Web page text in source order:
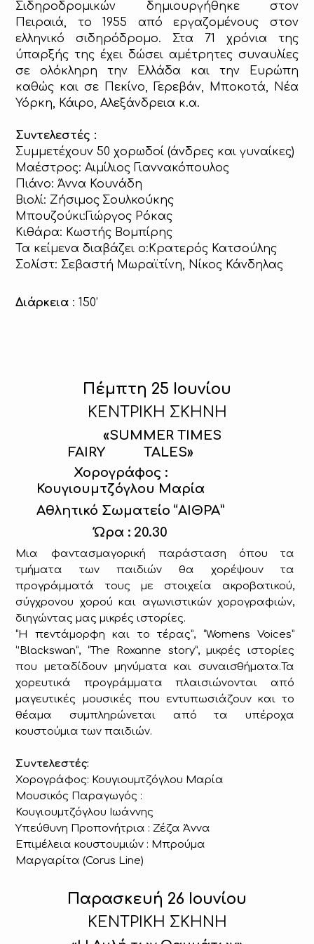
Σιδηροδρομικών δημιουργήθηκε στον
Πειραιά, το 1955 από εργαζομένους στον
ελληνικό σιδηρόδρομο. Στα 71 χρόνια της
ύπαρξής της έχει δώσει αμέτρητες συναυλίες
σε ολόκληρη την Ελλάδα και την Ευρώπη
καθώς και σε Πεκίνο, Γερεβάν, Μποκοτά, Νέα
Υόρκη, Κάιρο, Αλεξάνδρεια κ.α.
Συντελεστές :
Συμμετέχουν 50 χορωδοί (άνδρες και γυναίκες)
Μαέστρος: Αιμίλιος Γιαννακόπουλος
Πιάνο: Άννα Κουνάδη
Βιολί: Ζήσιμος Σουλκούκης
Μπουζούκι:Γιώργος Ρόκας
Κιθάρα: Κωστής Βομπίρης
Τα κείμενα διαβάζει ο:Κρατερός Κατσούλης
Σολίστ: Σεβαστή Μωραϊτίνη, Νίκος Κάνδηλας
Διάρκεια : 150’
Πέμπτη 25 Ιουνίου
ΚΕΝΤΡΙΚΗ ΣΚΗΝΗ
«SUMMER TIMES
FAIRY TALES»
Χορογράφος :
Κουγιουμτζόγλου Μαρία
Αθλητικό Σωματείο “ΑΙΘΡΑ”
Ώρα : 20.30
Mια φαντασμαγορική παράσταση όπου τα
τμήματα των παιδιών θα χορέψουν τα
προγράμματά τους με στοιχεία ακροβατικού,
σύγχρονου χορού και αγωνιστικών χορογραφιών,
διηγώντας μας μικρές ιστορίες.
“Η πεντάμορφη και το τέρας”, “Womens Voices”
‘’Blackswan”, “The Roxanne story”, μικρές ιστορίες
που μεταδίδουν μηνύματα και συναισθήματα.Τα
χορευτικά προγράμματα πλαισιώνονται από
μαγευτικές μουσικές που εντυπωσιάζουν και το
θέαμα συμπληρώνεται από τα υπέροχα
κουστούμια των παιδιών.
Συντελεστές:
Χορογράφος: Κουγιουμτζόγλου Μαρία
Μουσικός Παραγωγός :
Κουγιουμτζόγλου Ιωάννης
Υπεύθυνη Προπονήτρια : Ζέζα Άννα
Επιμέλεια κουστουμιών : Μπρούμα
Μαργαρίτα (Corus Line)
Παρασκευή 26 Ιουνίου
ΚΕΝΤΡΙΚΗ ΣΚΗΝΗ